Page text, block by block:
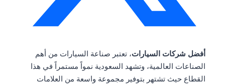
أفضل شركات السيارات، تعتبر صناعة السيارات من أهم
الصناعات العالمية، وتشهد السعودية نمواً مستمراً في هذا
القطاع حيث تشتهر بتوفير مجموعة واسعة من العلامات